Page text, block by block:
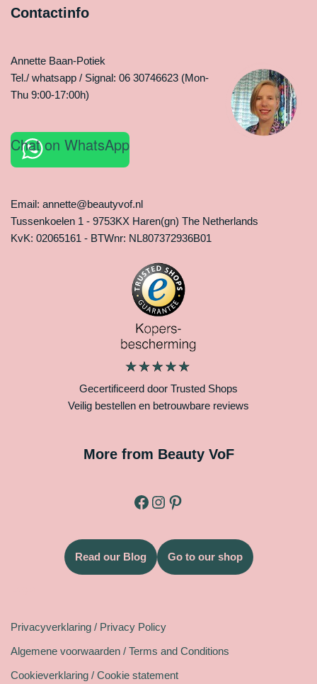
Contactinfo
Annette Baan-Potiek
Tel./ whatsapp / Signal: 06 30746623 (Mon-
Thu 9:00-17:00h)
Chat on WhatsApp
Email: annette@beautyvof.nl
Tussenkoelen 1 - 9753KX Haren(gn) The Netherlands
KvK: 02065161 - BTWnr: NL807372936B01
Gecertificeerd door Trusted Shops
Veilig bestellen en betrouwbare reviews
More from Beauty VoF
Read our Blog Go to our shop
Privacyverklaring / Privacy Policy
Algemene voorwaarden / Terms and Conditions
Cookieverklaring / Cookie statement